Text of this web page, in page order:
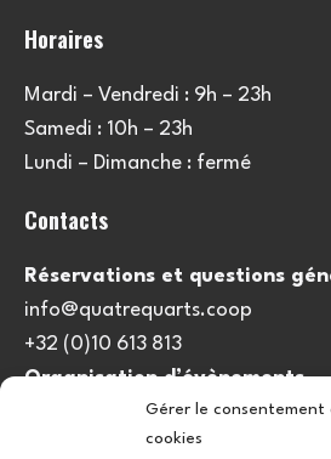
Gérer le consentement
cookies
Horaires
Mardi – Vendredi : 9h – 23h
Samedi : 10h – 23h
Lundi – Dimanche : fermé
Contacts
Réservations et questions
info@quatrequarts.coop
+32 (0)10 613 813
Organisation d’évènements
viedulieu@quatrequarts.coop